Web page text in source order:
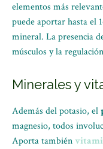
elementos más
puede aportar hasta el
mineral. La presencia
músculos y la
Minerales y
Además del potasio, el
magnesio, todos
Aporta también